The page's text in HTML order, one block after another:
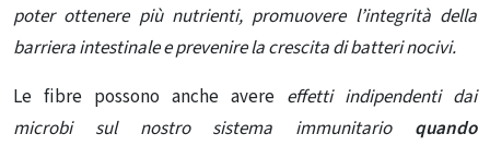
poter ottenere più nutrienti, promuovere l’integrità della
barriera intestinale e prevenire la crescita di batteri nocivi.
Le fibre possono anche avere effetti indipendenti dai
microbi sul nostro sistema immunitarioquando